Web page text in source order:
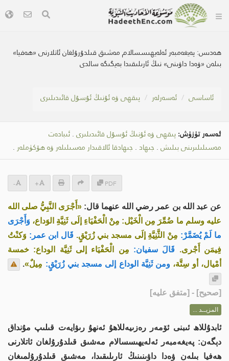
ھەدىس:پەيغەمبەر ئەلەيھىسسالام مەشىق قىلدۇرۇلغان ئاتلارنى «ھەفيا»
بىلەن «ۋەدا داۋىنى» نىڭ ئارىلىقىدا بەيگىگە سالدى
ئاساسى ئەسەرلەر پىقھى ۋە ئۇنىڭ ئۇسۇل قائىدىلىرى
ئەسەر تۈزۈش: پىقھى ۋە ئۇنىڭ ئۇسۇل قائىدىلىرى . ئىبادەت
مەسىلىلىرىنى بىلىش . جىھاد . جىھادقا ئالاقىدار مەسىلىلەر ۋە ھۆكۈملەر .
PDF
+
-
عن عبد الله بن عمر رضي الله عنهما قال:«أَجْرَى النَّبِيُّ صلى الله
عليه وسلم ما ضُمِّرَ مِن الْخَيْل: مِنْ الْحَفْيَاءِ إلَى ثَنِيَّةِ الوَداع، وَأَجْرَى
ما لَمْ يُضَمَّرْ: مِنْ الثَّنِيَّةِ إلَى مسجد بني زُرَيْقٍ. قَال ابن عمر: وَكنْتُ
فِيمَن أَجْرى. قَالَ سفيان: مِن الْحَفْيَاء إلى ثَنِيَّة الوداع: خمسة
أمْيال، أو سِتَّة، ومن ثَنِيَّة الوداع إلى مسجد بني زُرَيْقٍ: مِيلٌ».
[صحيح] - [متفق عليه]
المزيــد ...
ئابدۇللاھ ئىبنى ئۆمەر رەزىيەللاھۇ ئەنھۇ رىۋايەت قىلىپ مۇنداق
دېگەن: پەيغەمبەر ئەلەيھىسسالام مەشىق قىلدۇرۇلغان ئاتلارنى
ھەفيا بىلەن ۋەدا داۋىنىنىڭ ئارىلىقىدا، مەشىق قىلدۇرۇلمىغان